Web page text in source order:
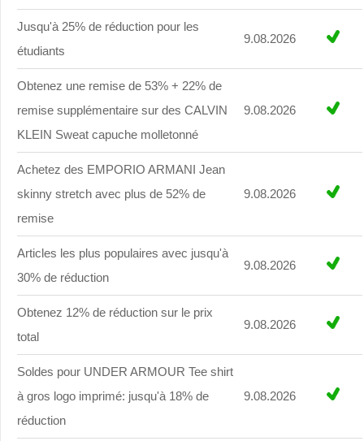
Jusqu'à 25% de réduction pour les
étudiants
9.08.2026
Obtenez une remise de 53% + 22% de
remise supplémentaire sur des CALVIN
KLEIN Sweat capuche molletonné
9.08.2026
Achetez des EMPORIO ARMANI Jean
skinny stretch avec plus de 52% de
remise
9.08.2026
Articles les plus populaires avec jusqu'à
30% de réduction
9.08.2026
Obtenez 12% de réduction sur le prix
total
9.08.2026
Soldes pour UNDER ARMOUR Tee shirt
à gros logo imprimé: jusqu'à 18% de
réduction
9.08.2026